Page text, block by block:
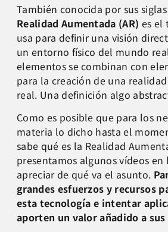
También conocida por sus
Realidad Aumentada (AR) es el
usa para definir una visión
un entorno físico del mundo
elementos se combinan con
para la creación de una
real. Una definición algo
Como es posible que para los
materia lo dicho hasta el
sabe qué es la Realidad
presentamos algunos vídeos en
apreciar de qué va el asunto.
grandes esfuerzos y recursos
esta tecnología e intentar
aporten un valor añadido a